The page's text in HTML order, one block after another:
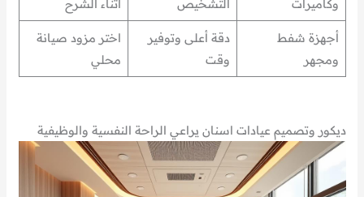
وكاميرات
التشخيص
أثناء الشرح
أجهزة شفط
ومجهر
دقة أعلى وتوفير
وقت
اختر مزود صيانة
محلي
ديكور وتصميم عيادات اسنان يراعي الراحة النفسية والوظيفية